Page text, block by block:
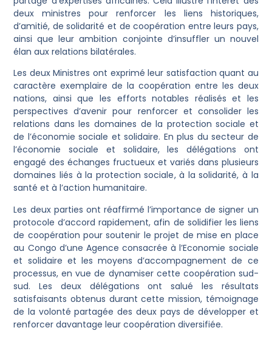
deux ministres pour renforcer les liens historiques,
d’amitié, de solidarité et de coopération entre leurs pays,
ainsi que leur ambition conjointe d’insuffler un nouvel
élan aux relations bilatérales.
Les deux Ministres ont exprimé leur satisfaction quant au
caractère exemplaire de la coopération entre les deux
nations, ainsi que les efforts notables réalisés et les
perspectives d’avenir pour renforcer et consolider les
relations dans les domaines de la protection sociale et
de l’économie sociale et solidaire. En plus du secteur de
l’économie sociale et solidaire, les délégations ont
engagé des échanges fructueux et variés dans plusieurs
domaines liés à la protection sociale, à la solidarité, à la
santé et à l’action humanitaire.
Les deux parties ont réaffirmé l’importance de signer un
protocole d’accord rapidement, afin de solidifier les liens
de coopération pour soutenir le projet de mise en place
au Congo d’une Agence consacrée à l’Economie sociale
et solidaire et les moyens d’accompagnement de ce
processus, en vue de dynamiser cette coopération sud-
sud. Les deux délégations ont salué les résultats
satisfaisants obtenus durant cette mission, témoignage
de la volonté partagée des deux pays de développer et
renforcer davantage leur coopération diversifiée.